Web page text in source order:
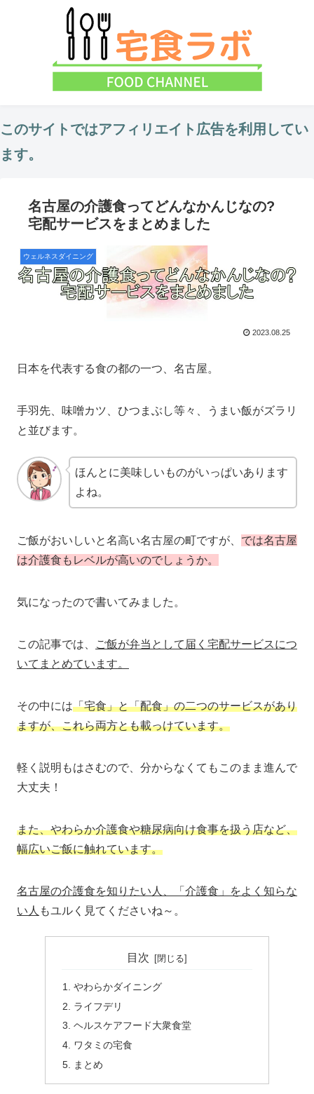
このサイトではアフィリエイト広告を利用してい
ます。
名古屋の介護食ってどんなかんじなの?
宅配サービスをまとめました
ウェルネスダイニング
2023.08.25
日本を代表する食の都の一つ、名古屋。
手羽先、味噌カツ、ひつまぶし等々、うまい飯がズラリ
と並びます。
ほんとに美味しいものがいっぱいあります
よね。
ご飯がおいしいと名高い名古屋の町ですが、 では名古屋
は介護食もレベルが高いのでしょうか。
気になったので書いてみました。
この記事では、
ご飯が弁当として届く宅配サービスにつ
いてまとめています。
その中には「宅食」と「配食」の二つのサービスがあり
ますが、これら両方とも載っけています。
軽く説明もはさむので、分からなくてもこのまま進んで
大丈夫！
また、やわらか介護食や糖尿病向け食事を扱う店など、
幅広いご飯に触れています。
名古屋の介護食を知りたい人、「介護食」をよく知らな
い人 もユルく見てくださいね～。
目次
やわらかダイニング
ライフデリ
ヘルスケアフード大衆食堂
ワタミの宅食
まとめ